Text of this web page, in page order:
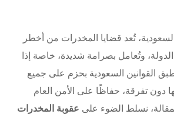
تُعد قضايا المخدرات من أخطر
الدولة، وتُعامل بصرامة شديدة، خاصة إذا
القوانين السعودية بحزم على جميع
دون تفرقة، حفاظًا على الأمن العام
نسلط الضوء على عقوبة المخدرات